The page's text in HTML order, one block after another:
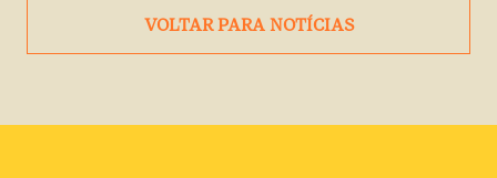
VOLTAR PARA NOTÍCIAS